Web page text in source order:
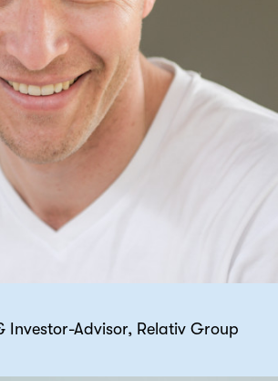
Investor-Advisor, Relativ Group